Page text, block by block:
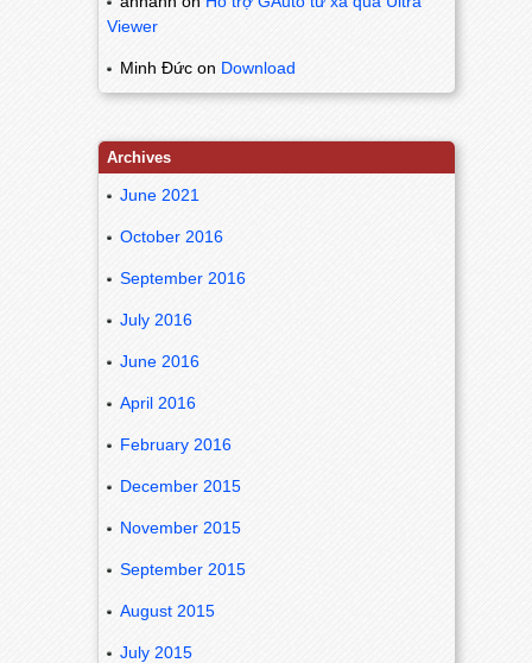
Viewer
Minh Đức on Download
Archives
June 2021
October 2016
September 2016
July 2016
June 2016
April 2016
February 2016
December 2015
November 2015
September 2015
August 2015
July 2015